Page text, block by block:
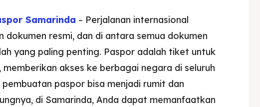
Samarinda – Perjalanan internasional
dokumen resmi, dan di antara semua dokumen
yang paling penting. Paspor adalah tiket untuk
memberikan akses ke berbagai negara di seluruh
pembuatan paspor bisa menjadi rumit dan
di Samarinda, Anda dapat memanfaatkan